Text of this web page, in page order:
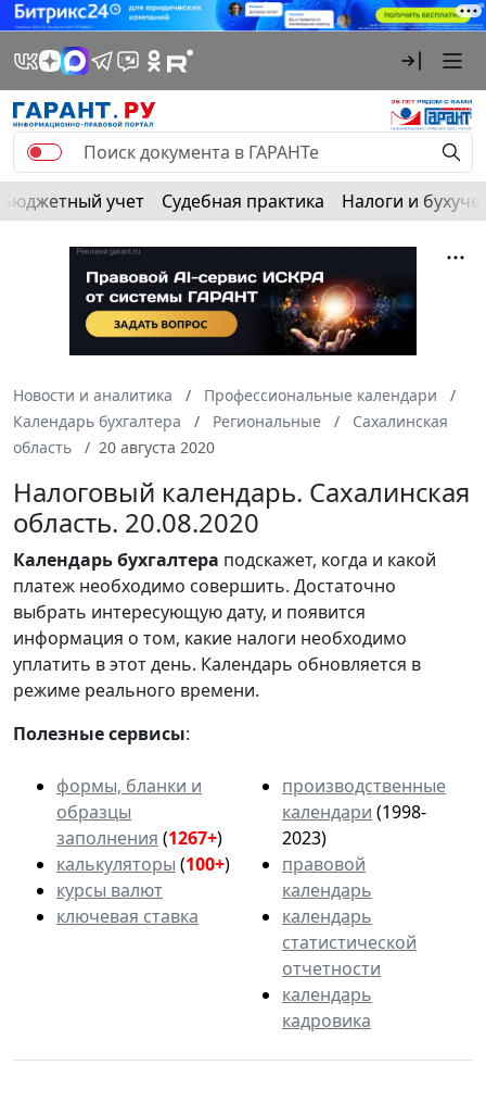
Бюджетный учет Судебная практика Налоги и
Новости и аналитика
Профессиональные календари
Календарь бухгалтера
Региональные
Сахалинская
область
20 августа 2020
Налоговый календарь. Сахалинская
область. 20.08.2020
Календарьбухгалтера подскажет, когда и какой
платеж необходимо совершить. Достаточно
выбрать интересующую дату, и появится
информация о том, какие налоги необходимо
уплатить в этот день. Календарь обновляется в
режиме реального времени.
Полезные сервисы:
формы, бланки и
образцы
заполнения (1267+)
калькуляторы (100+)
курсы валют
ключевая ставка
производственные
календари (1998-
2023)
правовой
календарь
календарь
статистической
отчетности
календарь
кадровика